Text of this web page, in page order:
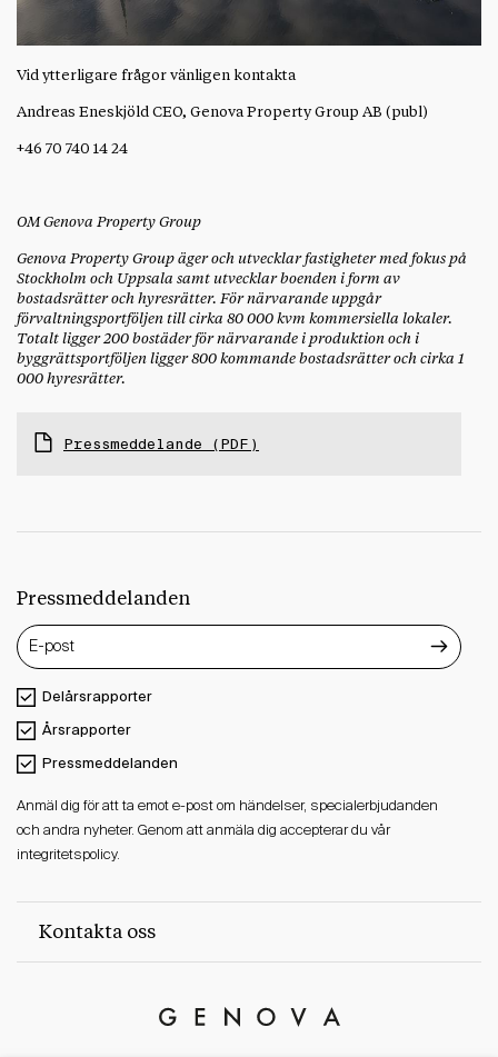
Vid ytterligare frågor vänligen kontakta
Andreas Eneskjöld CEO, Genova Property Group AB (publ)
+46 70 740 14 24
OM Genova Property Group
Genova Property Group äger och utvecklar fastigheter med fokus på
Stockholm och Uppsala samt utvecklar boenden i form av
bostadsrätter och hyresrätter. För närvarande uppgår
förvaltningsportföljen till cirka 80 000 kvm kommersiella lokaler.
Totalt ligger 200 bostäder för närvarande i produktion och i
byggrättsportföljen ligger 800 kommande bostadsrätter och cirka 1
000 hyresrätter.
Pressmeddelande (PDF)
Pressmeddelanden
Delårsrapporter
Årsrapporter
Pressmeddelanden
Anmäl dig för att ta emot e-post om händelser, specialerbjudanden
och andra nyheter. Genom att anmäla dig accepterar du vår
integritetspolicy.
Kontakta oss
Genova